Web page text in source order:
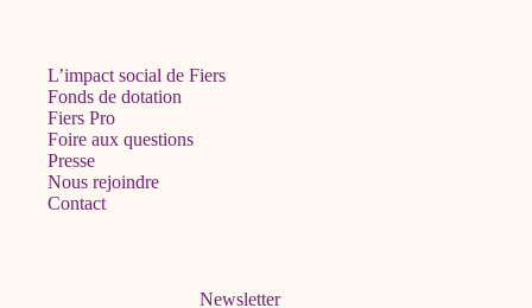
L’impact social de Fiers
Fonds de dotation
Fiers Pro
Foire aux questions
Presse
Nous rejoindre
Contact
Newsletter